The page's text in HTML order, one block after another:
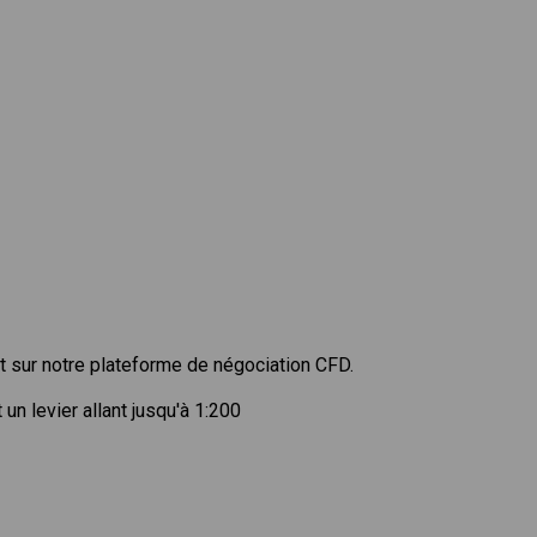
notre plateforme de négociation CFD.
levier allant jusqu'à 1:200